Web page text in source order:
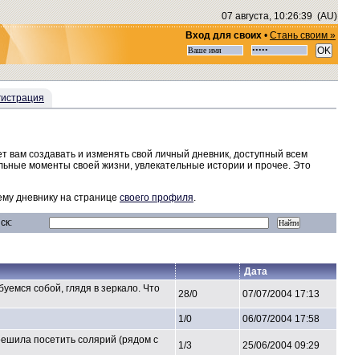
07 августа, 10:26:39(AU)
Вход для своих • Стань своим »
вам создавать и изменять свой личный дневник, доступный всем
моменты своей жизни, увлекательные истории и прочее. Это
дневнику на странице своего профиля.
Дата
собой, глядя в зеркало. Что
28/0 07/07/2004 17:13
1/0 06/07/2004 17:58
посетить солярий (рядом с
1/3 25/06/2004 09:29